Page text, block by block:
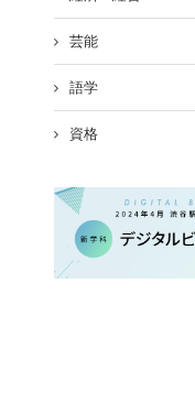
芸能
語学
資格